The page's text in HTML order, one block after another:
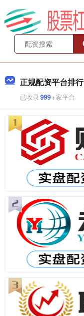
正规配资平台排行
已收录999+家平台